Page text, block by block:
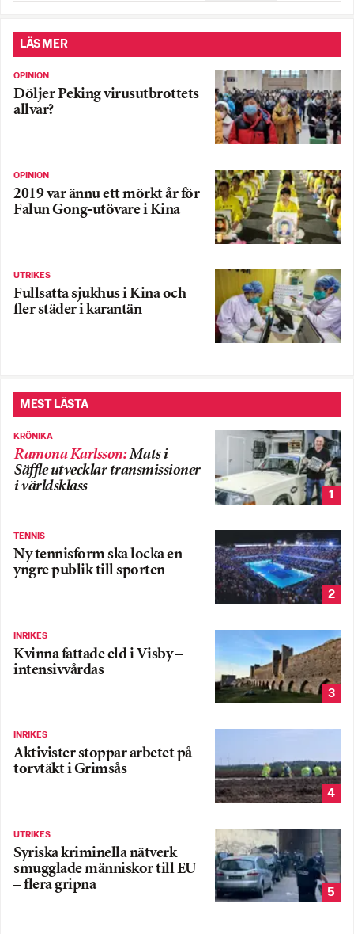
LÄS MER
OPINION
Döljer Peking virusutbrottets
allvar?
OPINION
2019 var ännu ett mörkt år för
Falun Gong-utövare i Kina
UTRIKES
Fullsatta sjukhus i Kina och
fler städer i karantän
MEST LÄSTA
KRÖNIKA
Ramona Karlsson:Mats i
Säffle utvecklar transmissioner
i världsklass
1
TENNIS
Ny tennisform ska locka en
yngre publik till sporten
2
INRIKES
Kvinna fattade eld i Visby –
intensivvårdas
3
INRIKES
Aktivister stoppar arbetet på
torvtäkt i Grimsås
4
UTRIKES
Syriska kriminella nätverk
smugglade människor till EU
– flera gripna
5